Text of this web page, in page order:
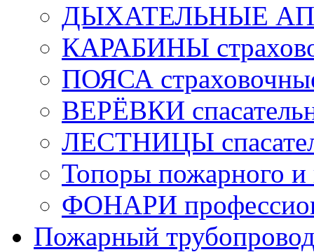
ДЫХАТЕЛЬНЫЕ
КАРАБИНЫ
ПОЯСА
ВЕРЁВКИ
ЛЕСТНИЦЫ
Топоры пожарного и
ФОНАРИ
Пожарный